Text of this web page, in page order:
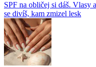
SPF na obličej si dáš. Vlasy
se divíš, kam zmizel lesk